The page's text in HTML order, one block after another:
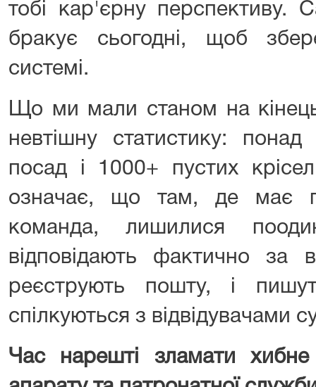
тобі кар'єрну перспективу.
бракує сьогодні, щоб
системі.
Що ми мали станом на
невтішну статистику:
посад і 1000+ пустих
означає, що там, де має
команда, лишилися
відповідають фактично за
реєструють пошту, і
спілкуються з відвідувачами
Час нарешті зламати